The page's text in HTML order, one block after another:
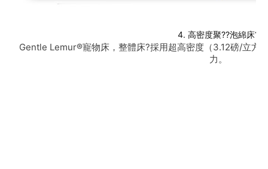
4. 高密度聚??泡綿床?
力。